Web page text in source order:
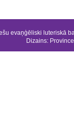
evaņģēliski luteriskā
Dizains: